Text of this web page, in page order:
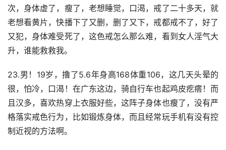
次，身体虚了，瘦了，老想睡觉，口渴，戒了二十多天，就
老想看黄片，快播下了又删，删了又下，戒都戒不了，好了
又犯，身体难受死了，这色戒怎么那么难，看到女人淫气大
升，谁能救救我。
23.男！19岁，撸了5.6年身高168体重106，这几天头晕的
很，怕冷，口渴！在广东这边，骑自行车也起鸡皮疙瘩！而
且汉多，喜欢热穿上衣服好些，这阵子身体也瘦了，没有严
格落实戒色行为，比如锻炼身体，而且经常玩手机有没有控
制近视的方法啊。